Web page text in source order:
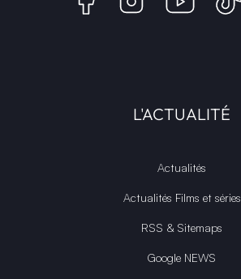
L'ACTUALITÉ
Actualités
Actualités Films et séries
RSS & Sitemaps
Google NEWS